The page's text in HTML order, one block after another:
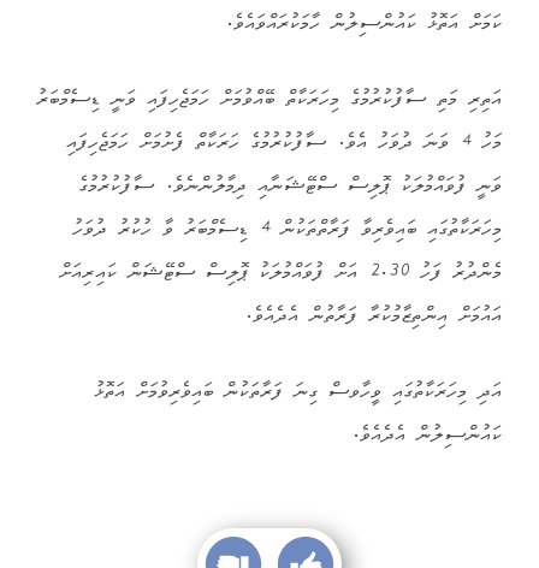
ކަމަށް އަތޮޅު ކައުންސިލުން ހާމަކުރައްވައެވެ.
އަތިރި މަތި ސާފުކުރުމުގެ މިހަރަކާތް ބޭއްވުމަށް ހަމަޖެހިފައި ވަނީ ޑިސެމްބަރު
މަހު 4 ވަނަ ދުވަހު އެވެ. ސާފުކުރުމުގެ ހަރަކާތް ފެށުމަށް ހަމަޖެހިފައި
ވަނީ ފުވައްމުލަކު ޕޮލިސް ސްޓޭޝަނާއި ދިމާލުންނެވެ. ސާފުކުރުމުގެ
މިހަރަކާތުގައި ބައިވެރިވާ ފަރާތްތަކުން 4 ޑިސެމްބަރު ވާ ހުކުރު ދުވަހު
މެންދުރު ފަހު 2.30 އަށް ފުވައްމުލަކު ޕޮލިސް ސްޓޭޝަން ކައިރިއަށް
އައުމަށް އިންތިޒާމުކުރާ ފަރާތުން އެދެއެވެ.
އަދި މިހަރަކާތުގައި ވީހާވސް ގިނަ ފަރާތަކުން ބައިވެރިވުމަށް އަތޮޅު
ކައުންސިލުން އެދެއެވެ.